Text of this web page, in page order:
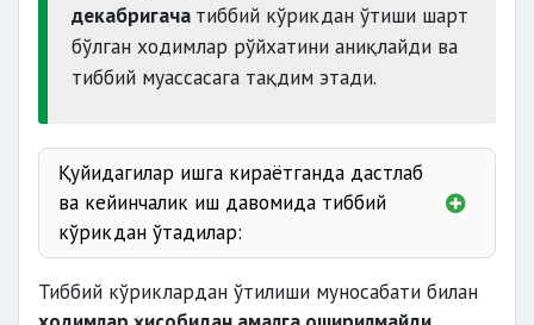
декабригача тиббий кўрикдан ўтиши шарт
бўлган ходимлар рўйхатини аниқлайди ва
тиббий муассасага тақдим этади.
Қуйидагилар ишга кираётганда дастлаб
ва кейинчалик иш давомида тиббий
кўрикдан ўтадилар:
Тиббий кўриклардан ўтилиши муносабати билан